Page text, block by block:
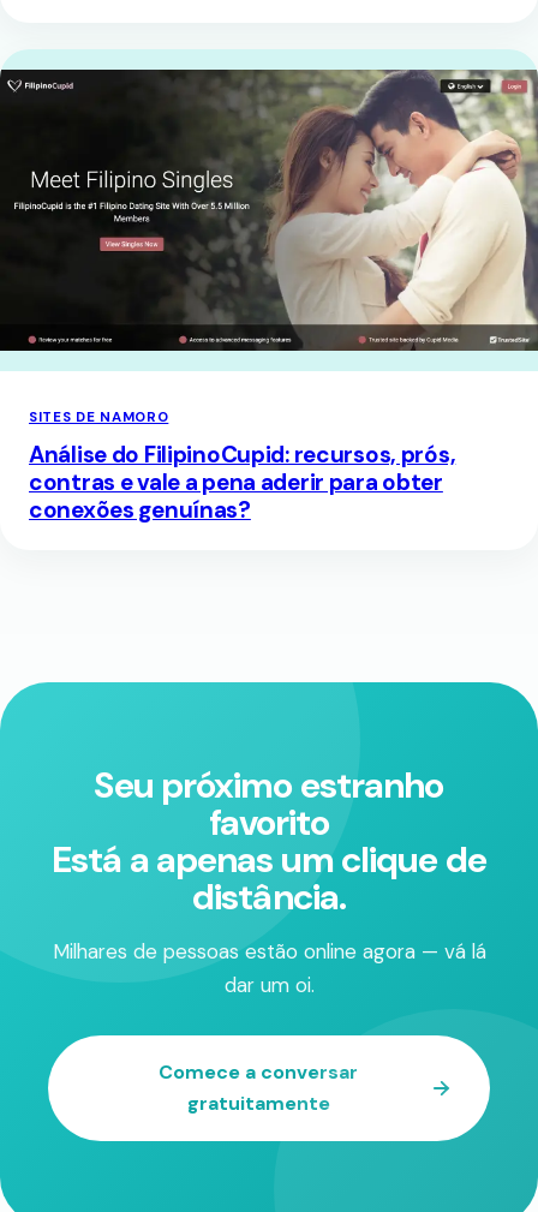
SITES DE NAMORO
Análise do FilipinoCupid: recursos, prós,
contras e vale a pena aderir para obter
conexões genuínas?
Seu próximo estranho
favorito
Está a apenas um clique de
distância.
Milhares de pessoas estão online agora — vá lá
dar um oi.
Comece a conversar
gratuitamente